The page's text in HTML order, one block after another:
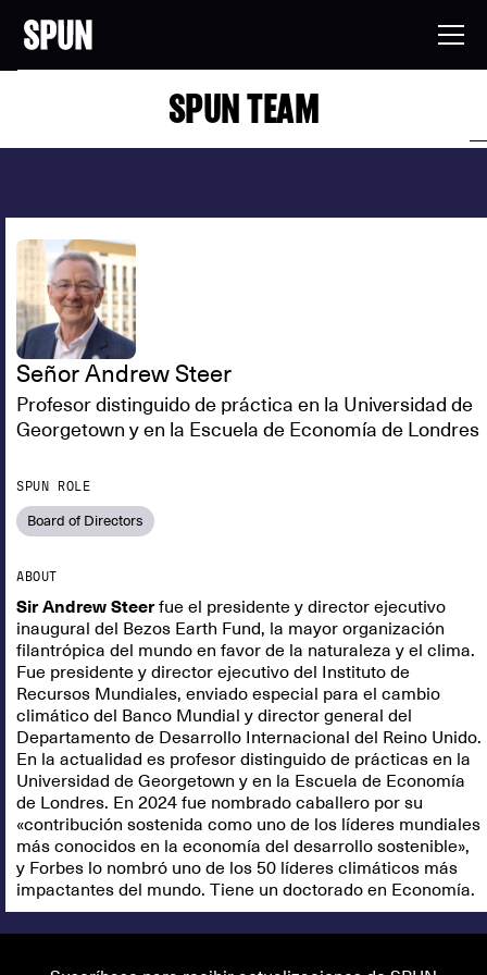
SPUN TEAM
Señor Andrew Steer
Profesor distinguido de práctica en la Universidad de
Georgetown y en la Escuela de Economía de Londres
SPUN ROLE
Board of Directors
ABOUT
Sir Andrew Steerfue el presidente y director ejecutivo
inaugural del Bezos Earth Fund, la mayor organización
filantrópica del mundo en favor de la naturaleza y el clima.
Fue presidente y director ejecutivo del Instituto de
Recursos Mundiales, enviado especial para el cambio
climático del Banco Mundial y director general del
Departamento de Desarrollo Internacional del Reino Unido.
En la actualidad es profesor distinguido de prácticas en la
Universidad de Georgetown y en la Escuela de Economía
de Londres. En 2024 fue nombrado caballero por su
«contribución sostenida como uno de los líderes mundiales
más conocidos en la economía del desarrollo sostenible»,
y Forbes lo nombró uno de los 50 líderes climáticos más
impactantes del mundo. Tiene un doctorado en Economía.